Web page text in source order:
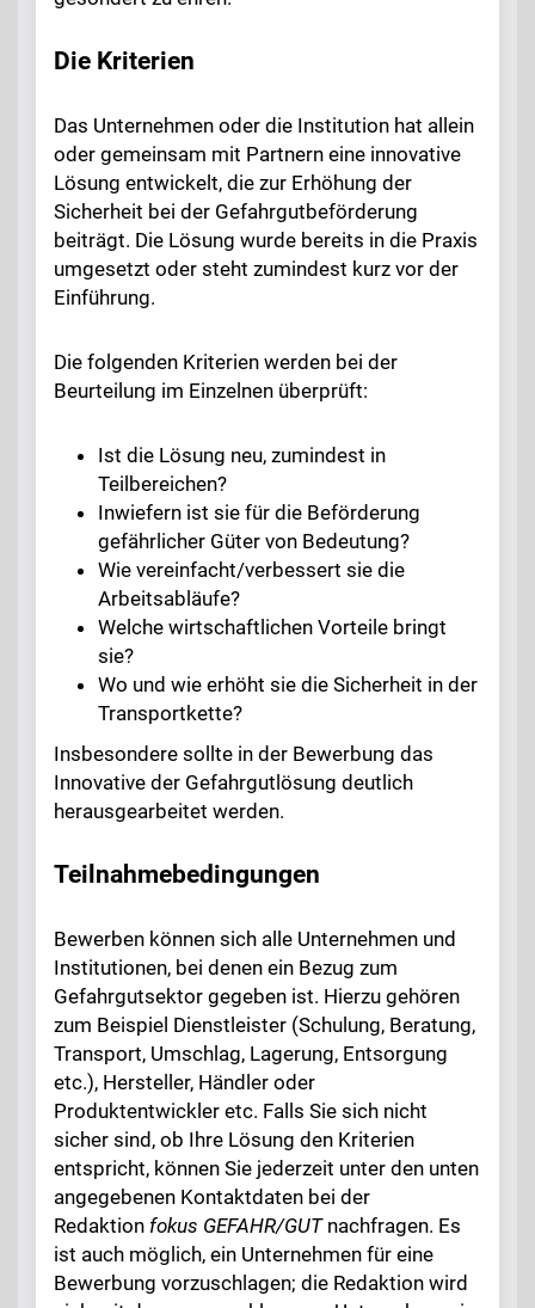
Die Kriterien
Das Unternehmen oder die Institution hat allein
oder gemeinsam mit Partnern eine innovative
Lösung entwickelt, die zur Erhöhung der
Sicherheit bei der Gefahrgutbeförderung
beiträgt. Die Lösung wurde bereits in die Praxis
umgesetzt oder steht zumindest kurz vor der
Einführung.
Die folgenden Kriterien werden bei der
Beurteilung im Einzelnen überprüft:
Ist die Lösung neu, zumindest in
Teilbereichen?
Inwiefern ist sie für die Beförderung
gefährlicher Güter von Bedeutung?
Wie vereinfacht/verbessert sie die
Arbeitsabläufe?
Welche wirtschaftlichen Vorteile bringt
sie?
Wo und wie erhöht sie die Sicherheit in der
Transportkette?
Insbesondere sollte in der Bewerbung das
Innovative der Gefahrgutlösung deutlich
herausgearbeitet werden.
Teilnahmebedingungen
Bewerben können sich alle Unternehmen und
Institutionen, bei denen ein Bezug zum
Gefahrgutsektor gegeben ist. Hierzu gehören
zum Beispiel Dienstleister (Schulung, Beratung,
Transport, Umschlag, Lagerung, Entsorgung
etc.), Hersteller, Händler oder
Produktentwickler etc. Falls Sie sich nicht
sicher sind, ob Ihre Lösung den Kriterien
entspricht, können Sie jederzeit unter den unten
angegebenen Kontaktdaten bei der
Redaktion fokus GEFAHR/GUTnachfragen. Es
ist auch möglich, ein Unternehmen für eine
Bewerbung vorzuschlagen; die Redaktion wird